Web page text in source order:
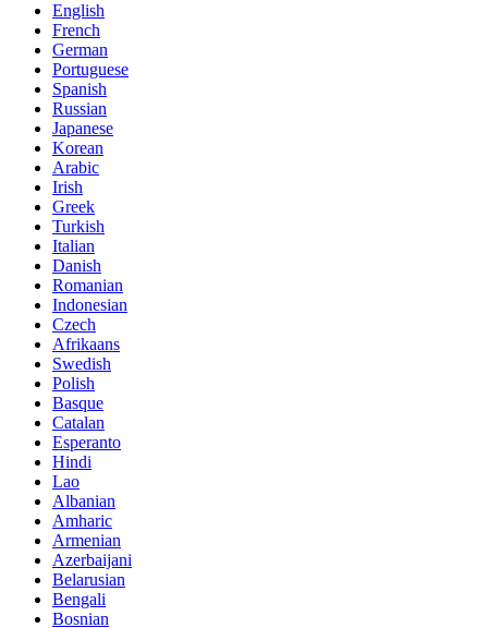
English
French
German
Portuguese
Spanish
Russian
Japanese
Korean
Arabic
Irish
Greek
Turkish
Italian
Danish
Romanian
Indonesian
Czech
Afrikaans
Swedish
Polish
Basque
Catalan
Esperanto
Hindi
Lao
Albanian
Amharic
Armenian
Azerbaijani
Belarusian
Bengali
Bosnian